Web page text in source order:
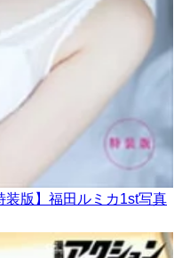
装版】福田ルミカ1st写真